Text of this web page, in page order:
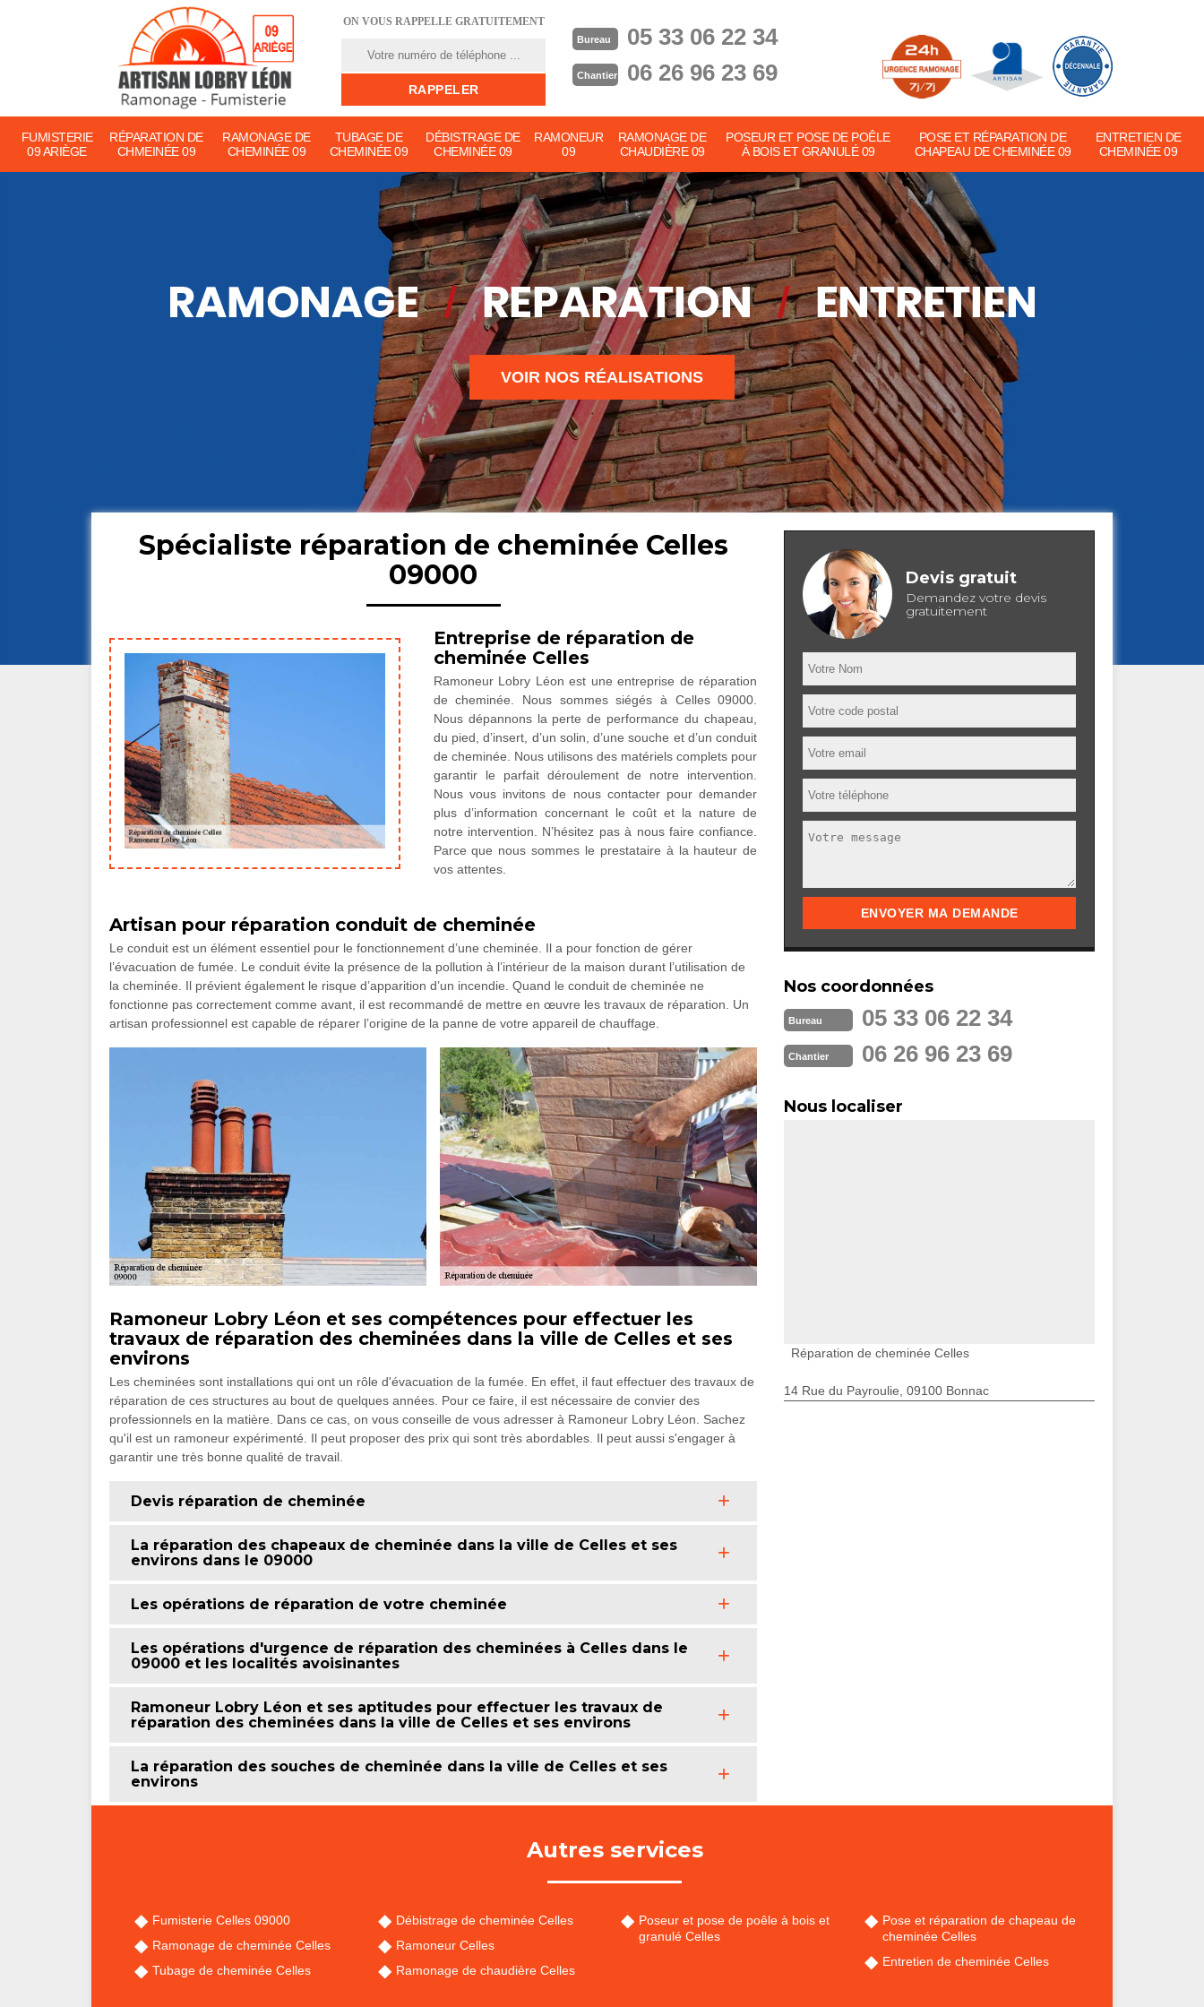
ON VOUS RAPPELLE GRATUITEMENT
Bureau 05 33 06 22 34
Chantier 06 26 96 23 69
FUMISTERIE
09 ARIÈGE
RÉPARATION DE
CHMEINÉE 09
RAMONAGE DE
CHEMINÉE 09
TUBAGE DE
CHEMINÉE 09
DÉBISTRAGE DE
CHEMINÉE 09
RAMONEUR
09
RAMONAGE DE
CHAUDIÈRE 09
POSEUR ET POSE DE POÊLE
À BOIS ET GRANULÉ 09
POSE ET RÉPARATION DE
CHAPEAU DE CHEMINÉE 09
ENTRETIEN DE
CHEMINÉE 09
VOIR NOS RÉALISATIONS
Spécialiste réparation de cheminée Celles
09000
Entreprise de réparation de
cheminée Celles
Ramoneur Lobry Léon est une entreprise de réparation
de cheminée. Nous sommes siégés à Celles 09000.
Nous dépannons la perte de performance du chapeau,
du pied, d’insert, d’un solin, d’une souche et d’un conduit
de cheminée. Nous utilisons des matériels complets pour
garantir le parfait déroulement de notre intervention.
Nous vous invitons de nous contacter pour demander
plus d’information concernant le coût et la nature de
notre intervention. N’hésitez pas à nous faire confiance.
Parce que nous sommes le prestataire à la hauteur de
vos attentes.
Artisan pour réparation conduit de cheminée
Le conduit est un élément essentiel pour le fonctionnement d’une cheminée. Il a pour fonction de gérer
l’évacuation de fumée. Le conduit évite la présence de la pollution à l’intérieur de la maison durant l’utilisation de
la cheminée. Il prévient également le risque d’apparition d’un incendie. Quand le conduit de cheminée ne
fonctionne pas correctement comme avant, il est recommandé de mettre en œuvre les travaux de réparation. Un
artisan professionnel est capable de réparer l’origine de la panne de votre appareil de chauffage.
Ramoneur Lobry Léon et ses compétences pour effectuer les
travaux de réparation des cheminées dans la ville de Celles et ses
environs
Les cheminées sont installations qui ont un rôle d'évacuation de la fumée. En effet, il faut effectuer des travaux de
réparation de ces structures au bout de quelques années. Pour ce faire, il est nécessaire de convier des
professionnels en la matière. Dans ce cas, on vous conseille de vous adresser à Ramoneur Lobry Léon. Sachez
qu'il est un ramoneur expérimenté. Il peut proposer des prix qui sont très abordables. Il peut aussi s'engager à
garantir une très bonne qualité de travail.
Devis réparation de cheminée
La réparation des chapeaux de cheminée dans la ville de Celles et ses
environs dans le 09000
Les opérations de réparation de votre cheminée
Les opérations d'urgence de réparation des cheminées à Celles dans le
09000 et les localités avoisinantes
Ramoneur Lobry Léon et ses aptitudes pour effectuer les travaux de
réparation des cheminées dans la ville de Celles et ses environs
La réparation des souches de cheminée dans la ville de Celles et ses
environs
Devis gratuit
Demandez votre devis
gratuitement
Nos coordonnées
Bureau 05 33 06 22 34
Chantier 06 26 96 23 69
Nous localiser
Réparation de cheminée Celles
14 Rue du Payroulie, 09100 Bonnac
Autres services
Fumisterie Celles 09000
Ramonage de cheminée Celles
Tubage de cheminée Celles
Débistrage de cheminée Celles
Ramoneur Celles
Ramonage de chaudière Celles
Poseur et pose de poêle à bois et
granulé Celles
Pose et réparation de chapeau de
cheminée Celles
Entretien de cheminée Celles